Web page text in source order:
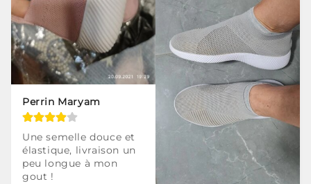
Perrin Maryam
Une semelle douce et
élastique, livraison un
peu longue à mon
gout !